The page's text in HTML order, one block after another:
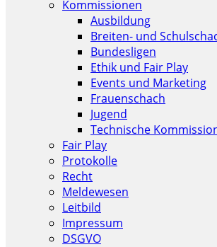
Kommissionen
Ausbildung
Breiten- und
Bundesligen
Ethik und Fair Play
Events und Marketing
Frauenschach
Jugend
Technische
Fair Play
Protokolle
Recht
Meldewesen
Leitbild
Impressum
DSGVO